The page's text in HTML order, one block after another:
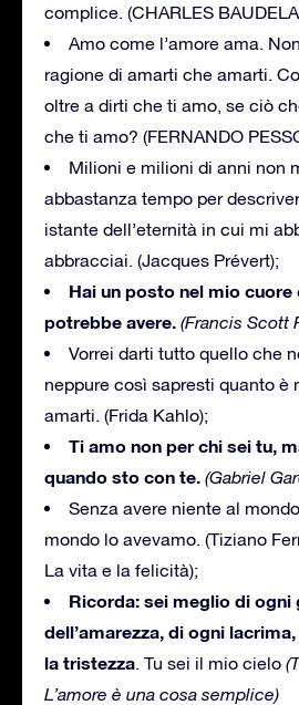
complice. (CHARLES
Amo come l’amore ama.
ragione di amarti che amarti.
oltre a dirti che ti amo, se ciò
che ti amo? (FERNANDO
Milioni e milioni di anni non
abbastanza tempo per
istante dell’eternità in cui mi
abbracciai. (Jacques Prévert);
Hai un posto nel mio cuore
potrebbe avere. (Francis Scott
Vorrei darti tutto quello che
neppure così sapresti quanto è
amarti. (Frida Kahlo);
Ti amo non per chi sei tu,
quando sto con te. (Gabriel
Senza avere niente al
mondo lo avevamo. (Tiziano
La vita e la felicità);
Ricorda: sei meglio di ogni
dell’amarezza, di ogni
la tristezza. Tu sei il mio cielo
L’amore è una cosa semplice)